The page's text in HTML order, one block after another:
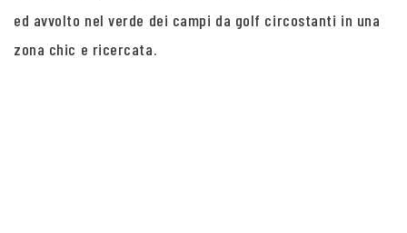
ed avvolto nel verde dei campi da golf circostanti in una
zona chic e ricercata.